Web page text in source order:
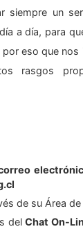
siempre un
a día, para
eso que nos
rasgos
de su Área de
delChat On-